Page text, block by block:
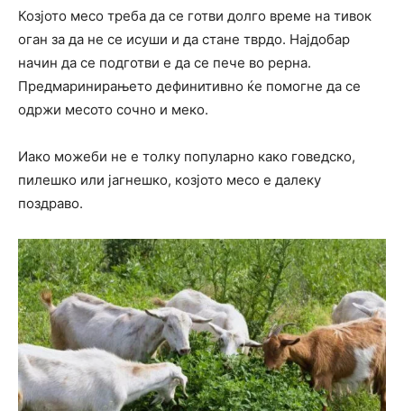
Козјото месо треба да се готви долго време на тивок
оган за да не се исуши и да стане тврдо. Најдобар
начин да се подготви е да се пече во рерна.
Предмаринирањето дефинитивно ќе помогне да се
одржи месото сочно и меко.
Иако можеби не е толку популарно како говедско,
пилешко или јагнешко, козјото месо е далеку
поздраво.